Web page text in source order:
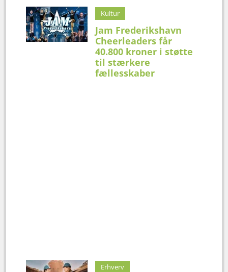
Kultur
Jam Frederikshavn
Cheerleaders får
40.800 kroner i støtte
til stærkere
fællesskaber
Erhverv